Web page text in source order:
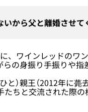
から父と離婚させて
、ワインレッドのワ
の身振り手振りや
）親王（2012年に薨
ちと交流された際